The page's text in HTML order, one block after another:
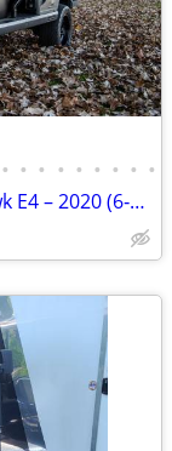
• • • • • • • • •
Tomberlin E‑Merge Ghosthawk E4 – 2020 (6‑Seater, Premium Sound, NexSys